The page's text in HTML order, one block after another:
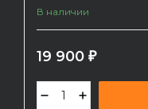
В наличии
19 900 ₽